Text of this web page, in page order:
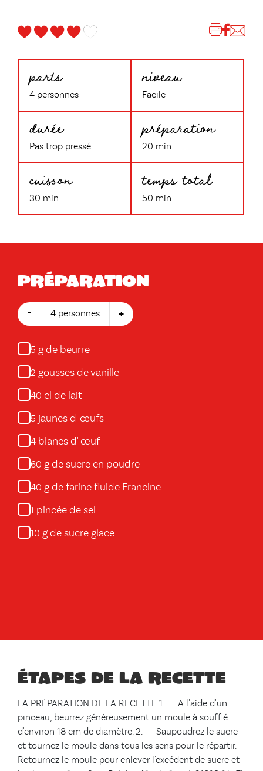
parts
4 personnes
niveau
Facile
durée
Pas trop pressé
préparation
20 min
cuisson
30 min
temps total
50 min
Préparation
- 4 personnes +
5 g de beurre
2 gousses de vanille
40 cl de lait
5 jaunes d' œufs
4 blancs d' œuf
60 g de sucre en poudre
40 g de farine fluide Francine
1 pincée de sel
10 g de sucre glace
Étapes de la recette
LA PRÉPARATION DE LA RECETTE 1. A l'aide d'un
pinceau, beurrez généreusement un moule à soufflé
d'environ 18 cm de diamètre. 2. Saupoudrez le sucre
et tournez le moule dans tous les sens pour le répartir.
Retournez le moule pour enlever l'excédent de sucre et